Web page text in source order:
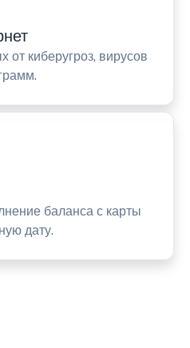
киберугроз, вирусов
баланса с карты
дату.